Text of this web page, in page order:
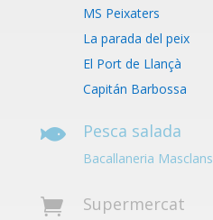
MS Peixaters
La parada del peix
El Port de Llançà
Capitán Barbossa
 Pesca salada
Bacallaneria Masclans
 Supermercat